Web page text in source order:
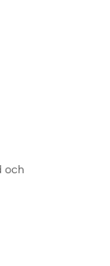
och